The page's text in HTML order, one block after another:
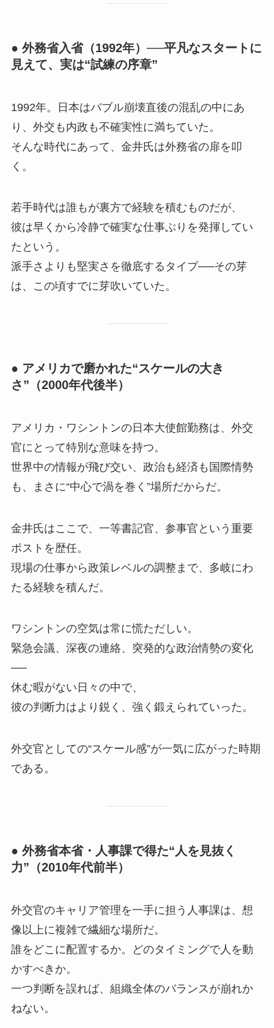
● 外務省入省（1992年）──平凡なスタートに
見えて、実は“試練の序章”
1992年。日本はバブル崩壊直後の混乱の中にあ
り、外交も内政も不確実性に満ちていた。
そんな時代にあって、金井氏は外務省の扉を叩
く。
若手時代は誰もが裏方で経験を積むものだが、
彼は早くから冷静で確実な仕事ぶりを発揮してい
たという。
派手さよりも堅実さを徹底するタイプ──その芽
は、この頃すでに芽吹いていた。
● アメリカで磨かれた“スケールの大き
さ”（2000年代後半）
アメリカ・ワシントンの日本大使館勤務は、外交
官にとって特別な意味を持つ。
世界中の情報が飛び交い、政治も経済も国際情勢
も、まさに“中心で渦を巻く”場所だからだ。
金井氏はここで、一等書記官、参事官という重要
ポストを歴任。
現場の仕事から政策レベルの調整まで、多岐にわ
たる経験を積んだ。
ワシントンの空気は常に慌ただしい。
緊急会議、深夜の連絡、突発的な政治情勢の変化
──
休む暇がない日々の中で、
彼の判断力はより鋭く、強く鍛えられていった。
外交官としての“スケール感”が一気に広がった時期
である。
● 外務省本省・人事課で得た“人を見抜く
力”（2010年代前半）
外交官のキャリア管理を一手に担う人事課は、想
像以上に複雑で繊細な場所だ。
誰をどこに配置するか。どのタイミングで人を動
かすべきか。
一つ判断を誤れば、組織全体のバランスが崩れか
ねない。